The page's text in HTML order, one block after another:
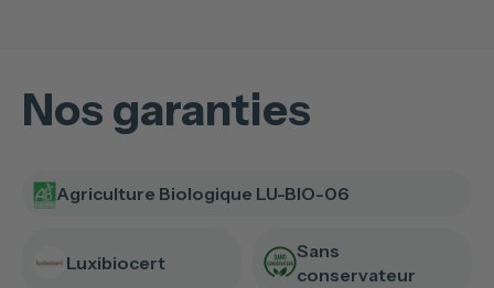
Nos garanties
Agriculture Biologique LU-BIO-06
Luxibiocert
Sans
conservateur